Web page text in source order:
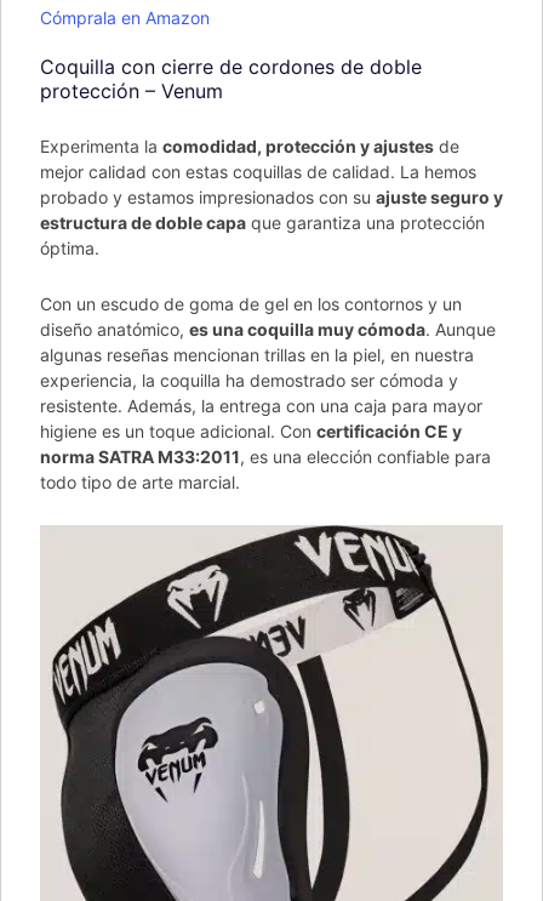
Cómprala en Amazon
Coquilla con cierre de cordones de doble
protección – Venum
Experimenta la comodidad, protección y ajustes de
mejor calidad con estas coquillas de calidad. La hemos
probado y estamos impresionados con su ajuste seguro y
estructura de doble capa que garantiza una protección
óptima.
Con un escudo de goma de gel en los contornos y un
diseño anatómico, es una coquilla muy cómoda. Aunque
algunas reseñas mencionan trillas en la piel, en nuestra
experiencia, la coquilla ha demostrado ser cómoda y
resistente. Además, la entrega con una caja para mayor
higiene es un toque adicional. Con certificación CE y
norma SATRA M33:2011, es una elección confiable para
todo tipo de arte marcial.